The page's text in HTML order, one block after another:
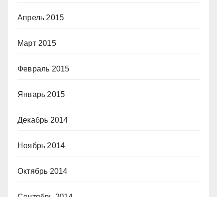
Апрель 2015
Март 2015
Февраль 2015
Январь 2015
Декабрь 2014
Ноябрь 2014
Октябрь 2014